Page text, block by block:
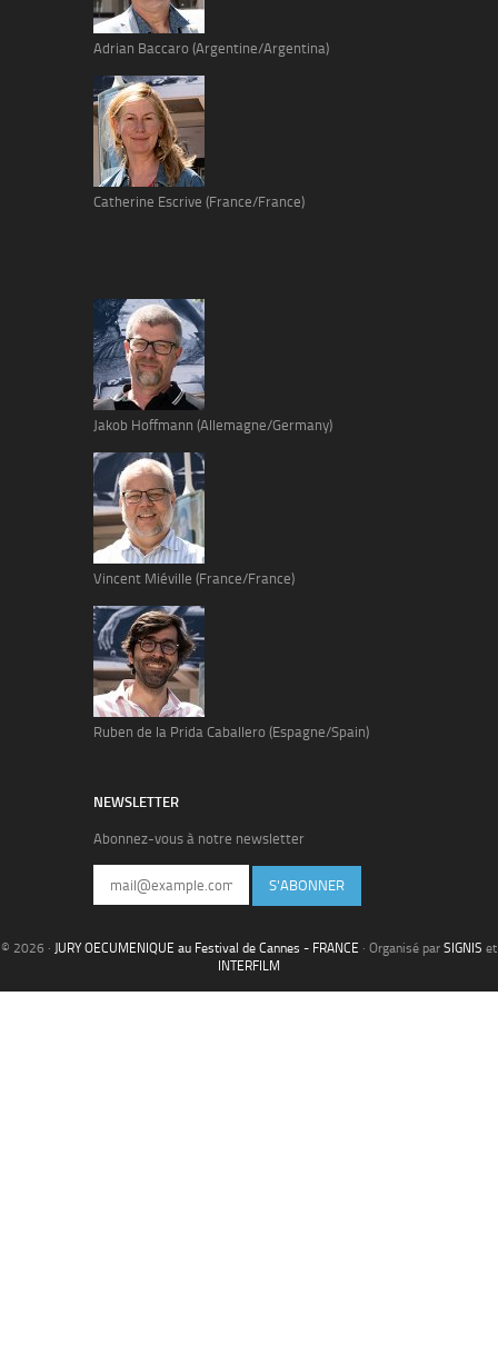
Adrian Baccaro (Argentine/Argentina)
Catherine Escrive (France/France)
Jakob Hoffmann (Allemagne/Germany)
Vincent Miéville (France/France)
Ruben de la Prida Caballero (Espagne/Spain)
NEWSLETTER
Abonnez-vous à notre newsletter
S'ABONNER
© 2026 · JURY OECUMENIQUE au Festival de Cannes - FRANCE · Organisé par SIGNIS et
INTERFILM